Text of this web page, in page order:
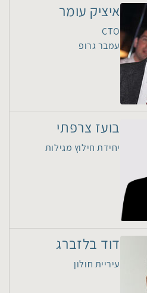
איציק עומר
CTO
עמבר גרופ
בועז צרפתי
יחידת חילוץ מגילות
דוד בלזברג
עיריית חולון